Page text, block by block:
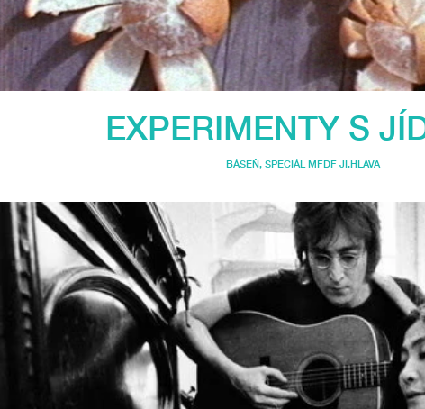
EXPERIMENTY S
BÁSEŇ, SPECIÁL MFDF JI.HLAVA